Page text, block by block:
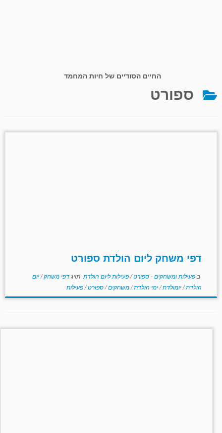
החיים הסודיים של חיות המחמד
ספורט
דפי משחק ליום הולדת ספורט
ב פעילות ומשחקים - ספורט/פעילות ליום הולדת תויגדפי משחק/יום
הולדת/יומולדת/ימי הולדת/משחקים/ספורט/פעילות